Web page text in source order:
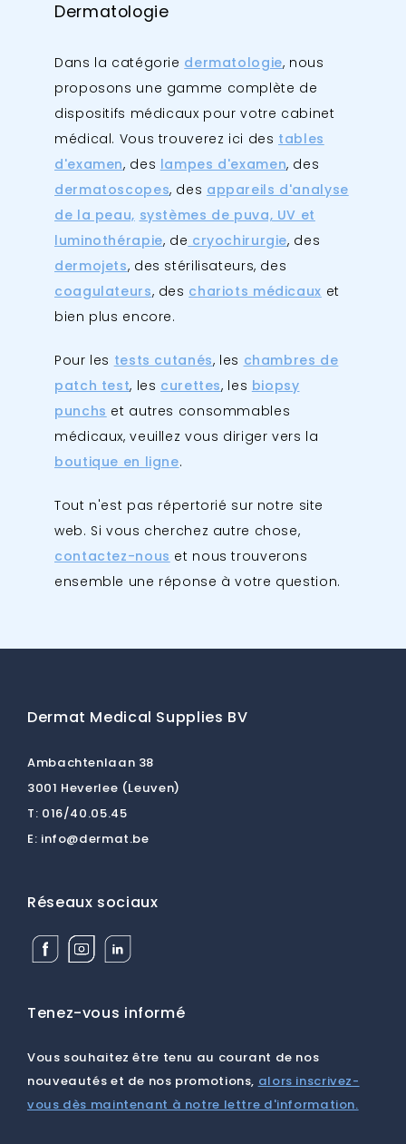
Dermatologie
Dans la catégorie dermatologie, nous
proposons une gamme complète de
dispositifs médicaux pour votre cabinet
médical. Vous trouverez ici des tables
d'examen, des lampes d'examen, des
dermatoscopes, des appareils d'analyse
de la peau, systèmes de puva, UV et
luminothérapie, de cryochirurgie, des
dermojets, des stérilisateurs, des
coagulateurs, des chariots médicaux et
bien plus encore.
Pour les tests cutanés, les chambres de
patch test, les curettes, les biopsy
punchs et autres consommables
médicaux, veuillez vous diriger vers la
boutique en ligne.
Tout n'est pas répertorié sur notre site
web. Si vous cherchez autre chose,
contactez-nous et nous trouverons
ensemble une réponse à votre question.
Dermat Medical Supplies BV
Ambachtenlaan 38
3001 Heverlee (Leuven)
T: 016/40.05.45
E: info@dermat.be
Réseaux sociaux
Facebook
Dermat
BV
Instagram
Dermat
BV
Linkedin
Dermat
BV
Tenez-vous informé
Vous souhaitez être tenu au courant de nos
nouveautés et de nos promotions, alors inscrivez-
vous dès maintenant à notre lettre d'information.